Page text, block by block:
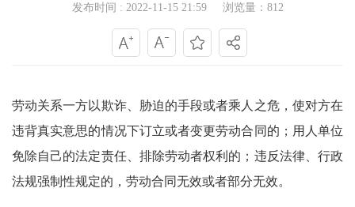
发布时间 : 2022-11-15 21:59
浏览量：812
劳动关系一方以欺诈、胁迫的手段或者乘人之危，使对方在
违背真实意思的情况下订立或者变更劳动合同的；用人单位
免除自己的法定责任、排除劳动者权利的；违反法律、行政
法规强制性规定的，劳动合同无效或者部分无效。